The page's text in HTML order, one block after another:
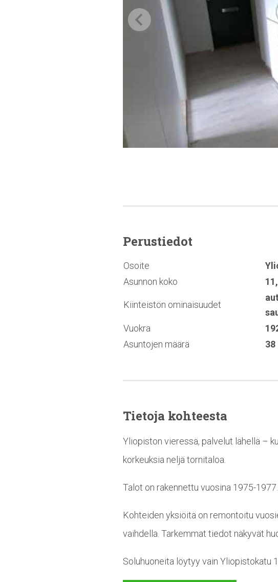
Perustiedot
Osoite
Asunnon koko
Kiinteistön ominaisuudet
Vuokra
Asuntojen määrä
38
Tietoja kohteesta
Yliopiston vieressä, palvelut lähellä –
korkeuksia neljä tornitaloa.
Talot on rakennettu vuosina 1975-
Kohteiden yksiöitä on remontoitu
vaihdella. Tarkemmat tiedot näkyvät
Soluhuoneita löytyy vain Yliopistokatu